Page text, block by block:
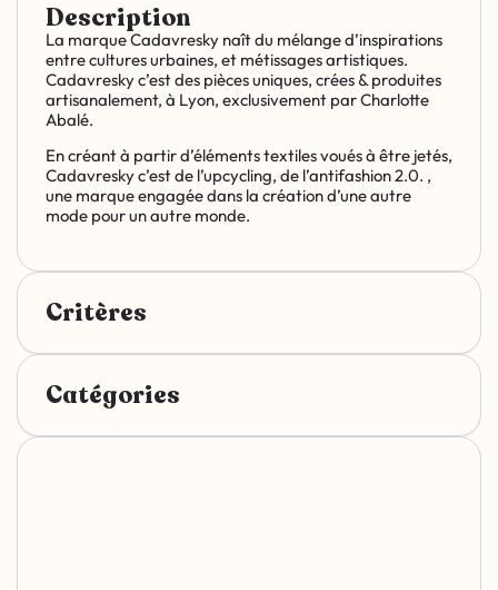
Description
La marque Cadavresky naît du mélange d’inspirations
entre cultures urbaines, et métissages artistiques.
Cadavresky c’est des pièces uniques, crées & produites
artisanalement, à Lyon, exclusivement par Charlotte
Abalé.
En créant à partir d’éléments textiles voués à être jetés,
Cadavresky c’est de l’upcycling, de l’antifashion 2.0. ,
une marque engagée dans la création d’une autre
mode pour un autre monde.
Critères
Catégories